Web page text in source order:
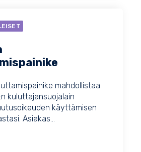
mahdollistaa
kuluttajansuojalain
käyttämisen
Asiakas...